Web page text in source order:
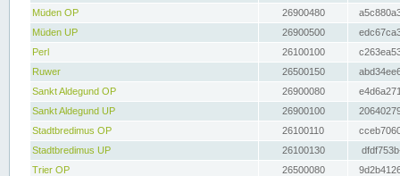
Müden OP
26900480
Müden UP
26900500
Perl
26100100
Ruwer
26500150
Sankt Aldegund OP
26900080
Sankt Aldegund UP
26900100
Stadtbredimus OP
26100110
Stadtbredimus UP
26100130
Trier OP
26500080